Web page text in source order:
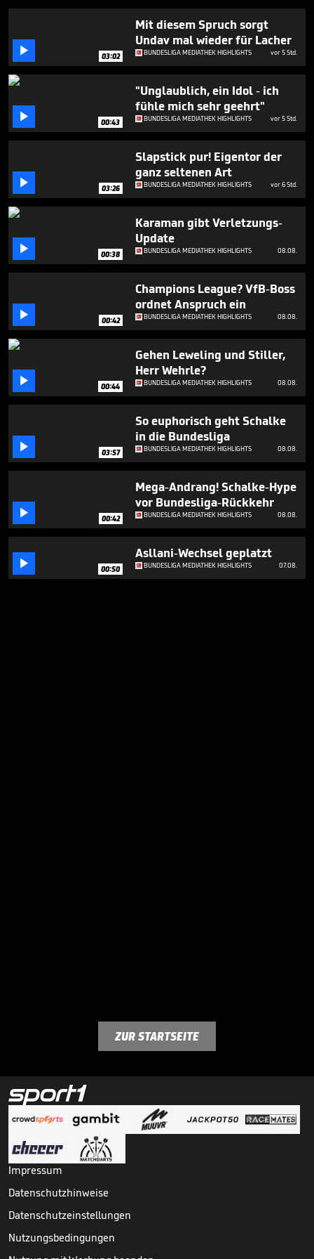
 03:02
Mit diesem Spruch sorgt
Undav mal wieder für Lacher
BUNDESLIGA MEDIATHEK HIGHLIGHTS vor 5 Std.
 00:43
"Unglaublich, ein Idol - ich
fühle mich sehr geehrt"
BUNDESLIGA MEDIATHEK HIGHLIGHTS vor 5 Std.
 03:26
Slapstick pur! Eigentor der
ganz seltenen Art
BUNDESLIGA MEDIATHEK HIGHLIGHTS vor 6 Std.
 00:38
Karaman gibt Verletzungs-
Update
BUNDESLIGA MEDIATHEK HIGHLIGHTS 08.08.
 00:42
Champions League? VfB-Boss
ordnet Anspruch ein
BUNDESLIGA MEDIATHEK HIGHLIGHTS 08.08.
 00:44
Gehen Leweling und Stiller,
Herr Wehrle?
BUNDESLIGA MEDIATHEK HIGHLIGHTS 08.08.
 03:57
So euphorisch geht Schalke
in die Bundesliga
BUNDESLIGA MEDIATHEK HIGHLIGHTS 08.08.
 00:42
Mega-Andrang! Schalke-Hype
vor Bundesliga-Rückkehr
BUNDESLIGA MEDIATHEK HIGHLIGHTS 08.08.
 00:50
Asllani-Wechsel geplatzt
BUNDESLIGA MEDIATHEK HIGHLIGHTS 07.08.
ZUR STARTSEITE
Impressum
Datenschutzhinweise
Datenschutzeinstellungen
Nutzungsbedingungen